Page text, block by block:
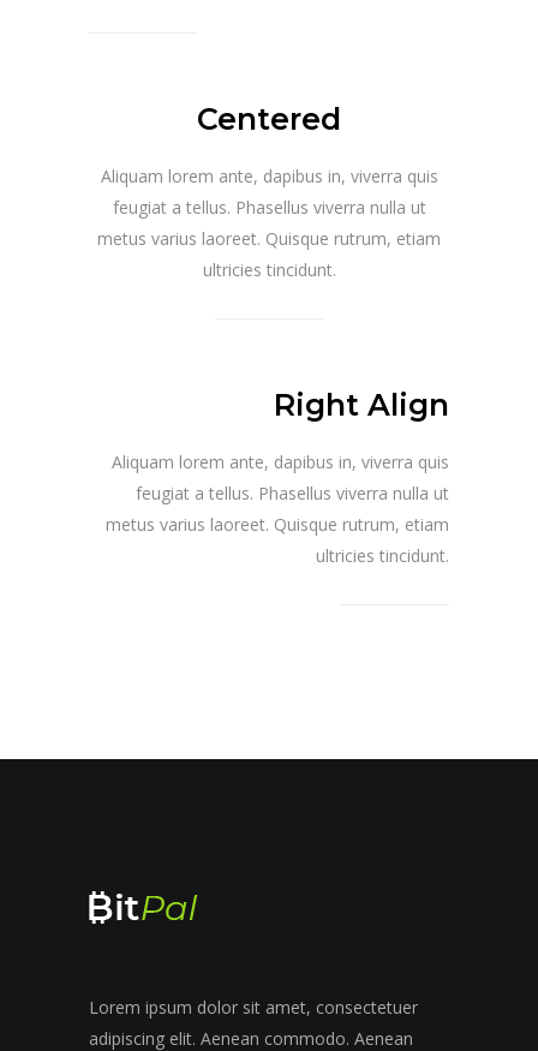
Centered
Aliquam lorem ante, dapibus in, viverra quis
feugiat a tellus. Phasellus viverra nulla ut
metus varius laoreet. Quisque rutrum, etiam
ultricies tincidunt.
Right Align
Aliquam lorem ante, dapibus in, viverra quis
feugiat a tellus. Phasellus viverra nulla ut
metus varius laoreet. Quisque rutrum, etiam
ultricies tincidunt.
Lorem ipsum dolor sit amet, consectetuer
adipiscing elit. Aenean commodo. Aenean